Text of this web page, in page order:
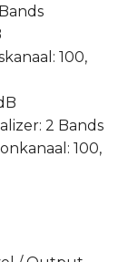
100,
2 Bands
100,